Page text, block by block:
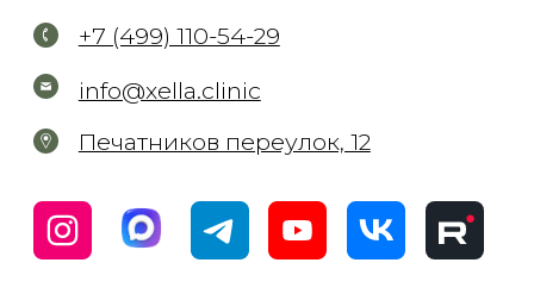
Лазерная биоревитализация Elite+
Контурная пластика
Биоревитализация и увлажнение
Микротоковая терапия